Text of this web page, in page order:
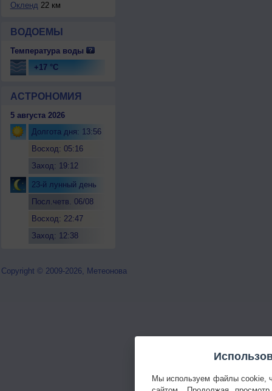
Оклeнд 22 км
ВОДОЕМЫ
Температура воды
+17 °C
АСТРОНОМИЯ
5 августа 2026
Долгота дня: 13:56
Восход: 05:16
Заход: 19:12
23-й лунный день
Посл.четв. 06/08
Восход: 22:47
Заход: 12:38
Copyright © 2009-2026, Метеонова
Мы используем файлы cookie,